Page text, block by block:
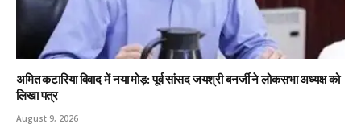
अमित कटारिया विवाद में नया मोड़: पूर्व सांसद जयश्री बनर्जी ने लोकसभा अध्यक्ष को
लिखा पत्र
August 9, 2026